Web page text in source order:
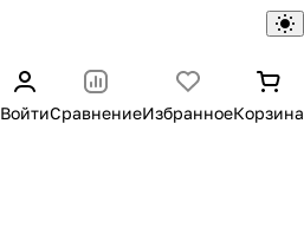
ВойтиСравнениеИзбранноеКорзина